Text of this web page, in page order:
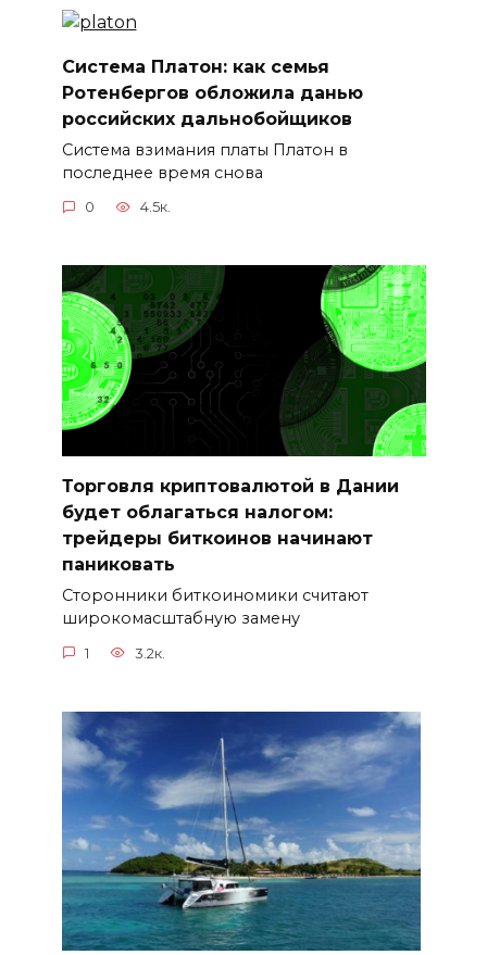
Система Платон: как семья
Ротенбергов обложила данью
российских дальнобойщиков
Система взимания платы Платон в
последнее время снова
0 4.5к.
Торговля криптовалютой в Дании
будет облагаться налогом:
трейдеры биткоинов начинают
паниковать
Сторонники биткоиномики считают
широкомасштабную замену
1 3.2к.